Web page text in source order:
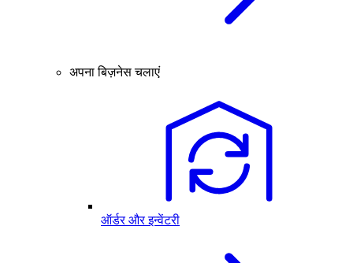
अपना बिज़नेस चलाएं
ऑर्डर और इन्वेंटरी